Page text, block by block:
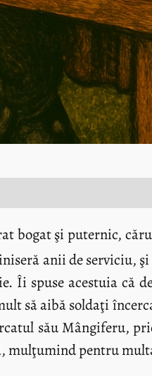
bogat şi puternic,
anii de serviciu,
Îi spuse acestuia că
să aibă soldaţi
său Mângiferu,
mulţumind pentru